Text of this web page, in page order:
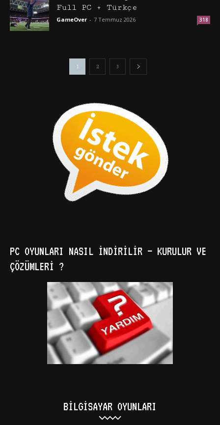
Full PC + Türkçe
GameOver - 7 Temmuz 2026 318
1 2 3
PC OYUNLARI NASIL İNDIRILIR – KURULUR VE
ÇÖZÜMLERI ?
BILGISAYAR OYUNLARI